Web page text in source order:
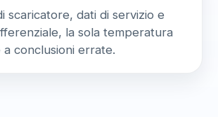
scaricatore, dati di servizio e
la sola temperatura
conclusioni errate.